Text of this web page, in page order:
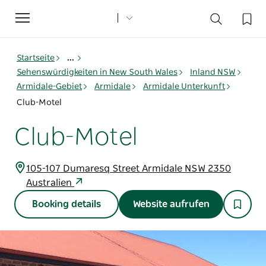
Toggle
navigation
Startseite
...
Sehenswürdigkeiten in New South Wales
Inland NSW
Armidale-Gebiet
Armidale
Armidale Unterkunft
Club-Motel
Club-Motel
105-107 Dumaresq Street Armidale NSW 2350
Australien
Booking details Website aufrufen